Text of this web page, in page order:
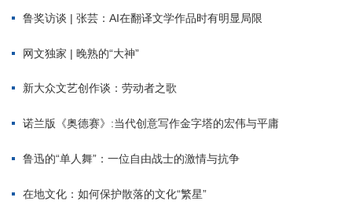
鲁奖访谈 | 张芸：AI在翻译文学作品时有明显局限
网文独家 | 晚熟的“大神”
新大众文艺创作谈：劳动者之歌
诺兰版《奥德赛》:当代创意写作金字塔的宏伟与平庸
鲁迅的“单人舞”：一位自由战士的激情与抗争
在地文化：如何保护散落的文化“繁星”